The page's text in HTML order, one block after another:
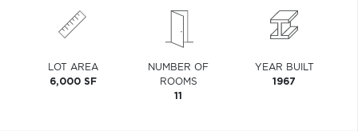
LOT AREA
6,000 SF
NUMBER OF
ROOMS
11
YEAR BUILT
1967